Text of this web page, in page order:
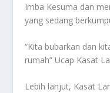
Imba Kesuma dan
yang sedang
“Kita bubarkan dan
rumah” Ucap Kasat
Lebih lanjut, Kasat